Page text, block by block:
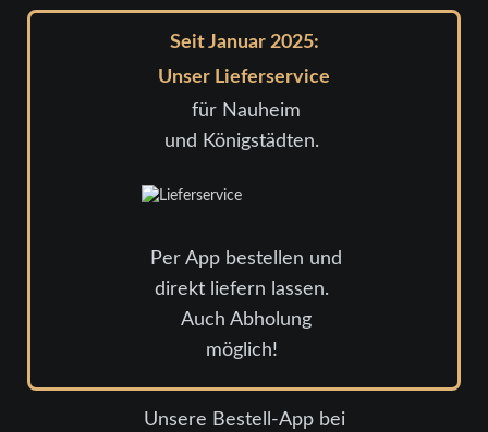
Seit Januar 2025:
Unser Lieferservice
für Nauheim
und Königstädten.
Per App bestellen und
direkt liefern lassen.
Auch Abholung
möglich!
Unsere Bestell-App bei